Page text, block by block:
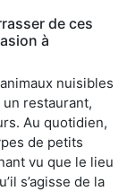
de ces
à
nuisibles
restaurant,
Au quotidien,
de petits
vu que le lieu
s’agisse de la